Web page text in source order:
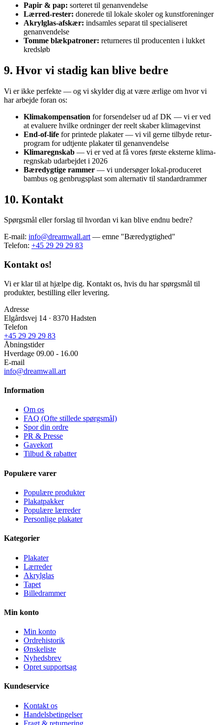
Papir & pap: sorteret til genanvendelse
Lærred-rester: donerede til lokale skoler og kunstforeninger
Akrylglas-afskær: indsamles separat til specialiseret
genanvendelse
Tomme blækpatroner: returneres til producenten i lukket
kredsløb
9. Hvor vi stadig kan blive bedre
Vi er ikke perfekte — og vi skylder dig at være ærlige om hvor vi
har arbejde foran os:
Klimakompensation for forsendelser ud af DK — vi er ved
at evaluere hvilke ordninger der reelt skaber klimagevinst
End-of-life for printede plakater — vi vil gerne tilbyde retur-
program for udtjente plakater til genanvendelse
Klimaregnskab — vi er ved at få vores første eksterne klima-
regnskab udarbejdet i 2026
Bæredygtige rammer — vi undersøger lokal-produceret
bambus og genbrugsplast som alternativ til standardrammer
10. Kontakt
Spørgsmål eller forslag til hvordan vi kan blive endnu bedre?
E-mail: info@dreamwall.art— emne "Bæredygtighed"
Telefon: +45 29 29 29 83
Kontakt os!
Vi er klar til at hjælpe dig. Kontakt os, hvis du har spørgsmål til
produkter, bestilling eller levering.
Adresse
Elgårdsvej 14 · 8370 Hadsten
Telefon
+45 29 29 29 83
Åbningstider
Hverdage 09.00 - 16.00
E-mail
info@dreamwall.art
Information
Om os
FAQ (Ofte stillede spørgsmål)
Spor din ordre
PR & Presse
Gavekort
Tilbud & rabatter
Populære varer
Populære produkter
Plakatpakker
Populære lærreder
Personlige plakater
Kategorier
Plakater
Lærreder
Akrylglas
Tapet
Billedrammer
Min konto
Min konto
Ordrehistorik
Ønskeliste
Nyhedsbrev
Opret supportsag
Kundeservice
Kontakt os
Handelsbetingelser
Fragt & returnering